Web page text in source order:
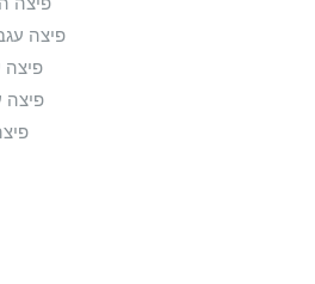
פיצה
פיצה
פיצה